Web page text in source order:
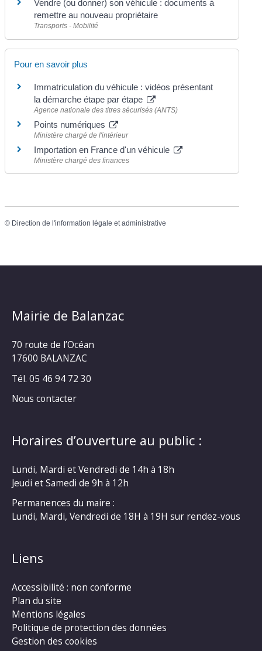
Vendre (ou donner) son véhicule : documents à
remettre au nouveau propriétaire
Transports - Mobilité
Pour en savoir plus
Immatriculation du véhicule : vidéos présentant
la démarche étape par étape
Agence nationale des titres sécurisés (ANTS)
Points numériques
Ministère chargé de l'intérieur
Importation en France d'un véhicule
Ministère chargé des finances
© Direction de l'information légale et administrative
Mairie de Balanzac
70 route de l’Océan
17600 BALANZAC
Tél. 05 46 94 72 30
Nous contacter
Horaires d’ouverture au public :
Lundi, Mardi et Vendredi de 14h à 18h
Jeudi et Samedi de 9h à 12h
Permanences du maire :
Lundi, Mardi, Vendredi de 18H à 19H sur rendez-vous
Liens
Accessibilité : non conforme
Plan du site
Mentions légales
Politique de protection des données
Gestion des cookies